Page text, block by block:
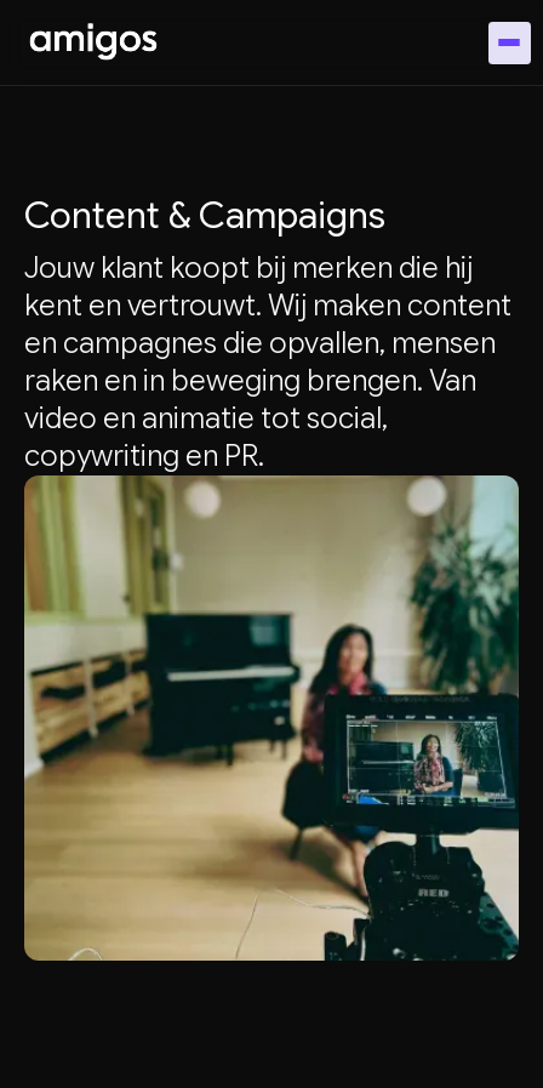
Content & Campaigns
Jouw klant koopt bij merken die hij
kent en vertrouwt. Wij maken content
en campagnes die opvallen, mensen
raken en in beweging brengen. Van
video en animatie tot social,
copywriting en PR.